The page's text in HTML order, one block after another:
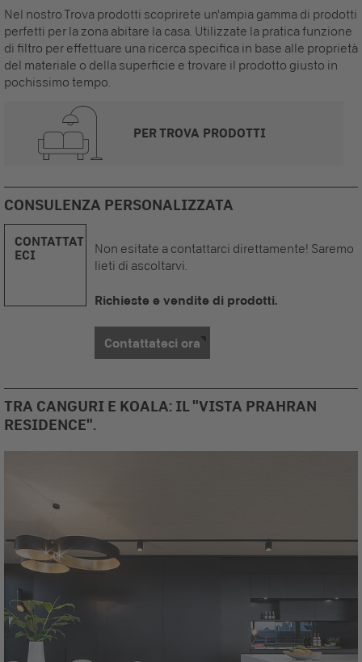
Nel nostro Trova prodotti scoprirete un'ampia gamma di prodotti
perfetti per la zona abitare la casa. Utilizzate la pratica funzione
di filtro per effettuare una ricerca specifica in base alle proprietà
del materiale o della superficie e trovare il prodotto giusto in
pochissimo tempo.
PER TROVA PRODOTTI
CONSULENZA PERSONALIZZATA
CONTATTAT
ECI
Non esitate a contattarci direttamente! Saremo
lieti di ascoltarvi.
Richieste e vendite di prodotti.
Contattateci ora
TRA CANGURI E KOALA: IL "VISTA PRAHRAN
RESIDENCE".